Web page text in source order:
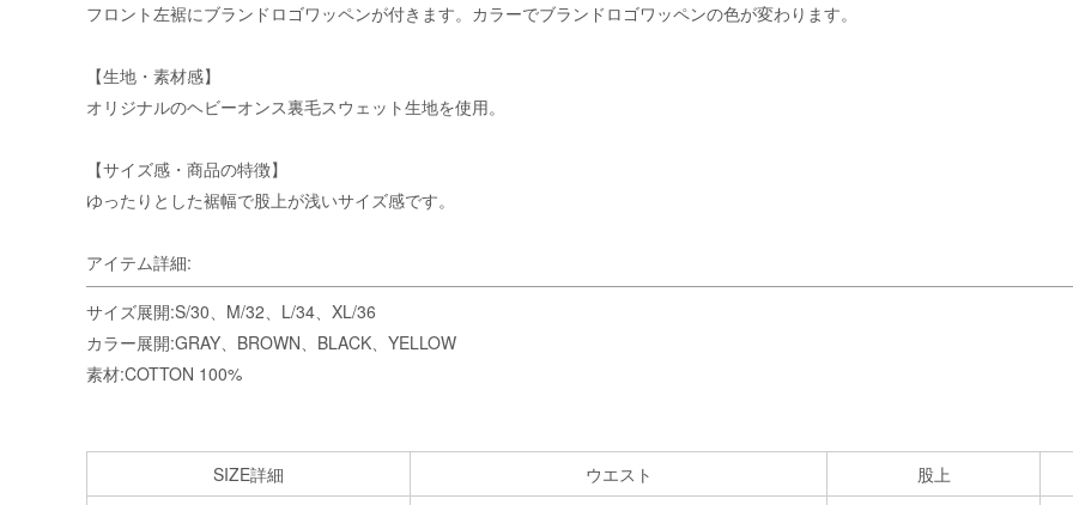
フロント左裾にブランドロゴワッペンが付きます。カラーでブランドロゴワッペンの色が変わります。
【生地・素材感】
オリジナルのヘビーオンス裏毛スウェット生地を使用。
【サイズ感・商品の特徴】
ゆったりとした裾幅で股上が浅いサイズ感です。
アイテム詳細:
サイズ展開:S/30、M/32、L/34、XL/36
カラー展開:GRAY、BROWN、BLACK、YELLOW
素材:COTTON 100%
SIZE詳細 ウエスト
股上